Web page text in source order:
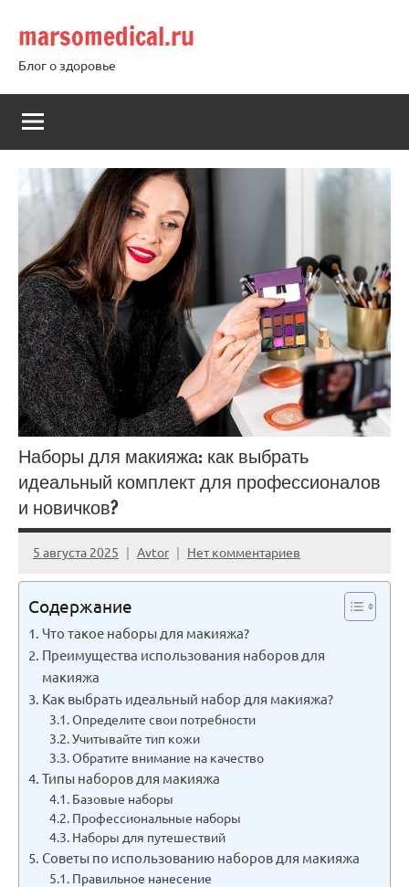
содержимому
marsomedical.ru
Блог о здоровье
Наборы для макияжа: как выбрать
идеальный комплект для профессионалов
и новичков?
5 августа 2025 Avtor Нет комментариев
Содержание
Что такое наборы для макияжа?
Преимущества использования наборов для
макияжа
Как выбрать идеальный набор для макияжа?
Определите свои потребности
Учитывайте тип кожи
Обратите внимание на качество
Типы наборов для макияжа
Базовые наборы
Профессиональные наборы
Наборы для путешествий
Советы по использованию наборов для макияжа
Правильное нанесение